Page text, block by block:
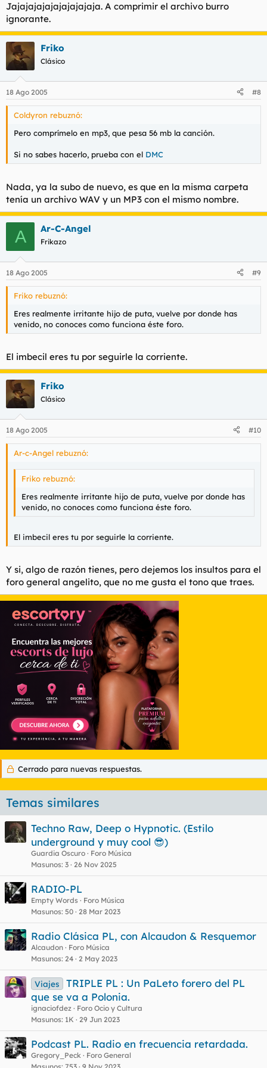
Jajajajajajajajajajaja. A comprimir el archivo burro
ignorante.
Friko
Clásico
18 Ago 2005 #8
Coldyron rebuznó:
Pero comprímelo en mp3, que pesa 56 mb la canción.
Si no sabes hacerlo, prueba con el DMC
Nada, ya la subo de nuevo, es que en la misma carpeta
tenía un archivo WAV y un MP3 con el mismo nombre.
A Ar-C-Angel
Frikazo
18 Ago 2005 #9
Friko rebuznó:
Eres realmente irritante hijo de puta, vuelve por donde has
venido, no conoces como funciona éste foro.
El imbecil eres tu por seguirle la corriente.
Friko
Clásico
18 Ago 2005 #10
Ar-c-Angel rebuznó:
Friko rebuznó:
Eres realmente irritante hijo de puta, vuelve por donde has
venido, no conoces como funciona éste foro.
El imbecil eres tu por seguirle la corriente.
Y si, algo de razón tienes, pero dejemos los insultos para el
foro general angelito, que no me gusta el tono que traes.
Cerrado para nuevas respuestas.
Temas similares
Techno Raw, Deep o Hypnotic. (Estilo
underground y muy cool 😎)
Guardia Oscuro
Foro Música
Masunos 3 26 Nov 2025
RADIO-PL
Empty Words
Foro Música
Masunos 50 28 Mar 2023
Radio Clásica PL, con Alcaudon & Resquemor
Alcaudon
Foro Música
Masunos 24 2 May 2023
Viajes
TRIPLE PL : Un PaLeto forero del PL
que se va a Polonia.
ignaciofdez
Foro Ocio y Cultura
Masunos 1K 29 Jun 2023
Podcast PL. Radio en frecuencia retardada.
Gregory_Peck
Foro General